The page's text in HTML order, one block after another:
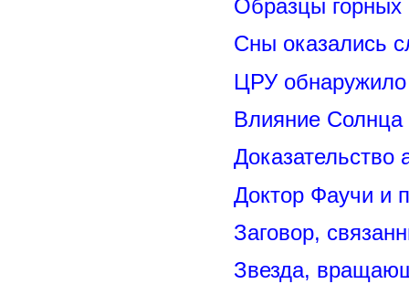
Образцы горных
Сны оказались
ЦРУ обнаружило
Влияние
Доказательство
Доктор Фаучи и
Заговор,
Звезда,